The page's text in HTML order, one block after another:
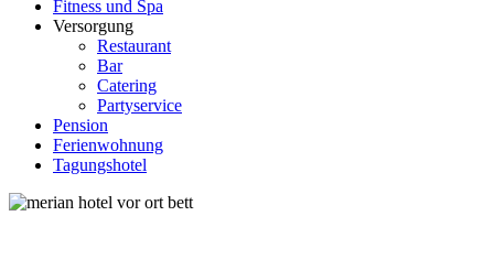
Unterkunft
Deutschland
Fitness und Spa
Versorgung
Restaurant
Bar
Catering
Partyservice
Pension
Ferienwohnung
Tagungshotel